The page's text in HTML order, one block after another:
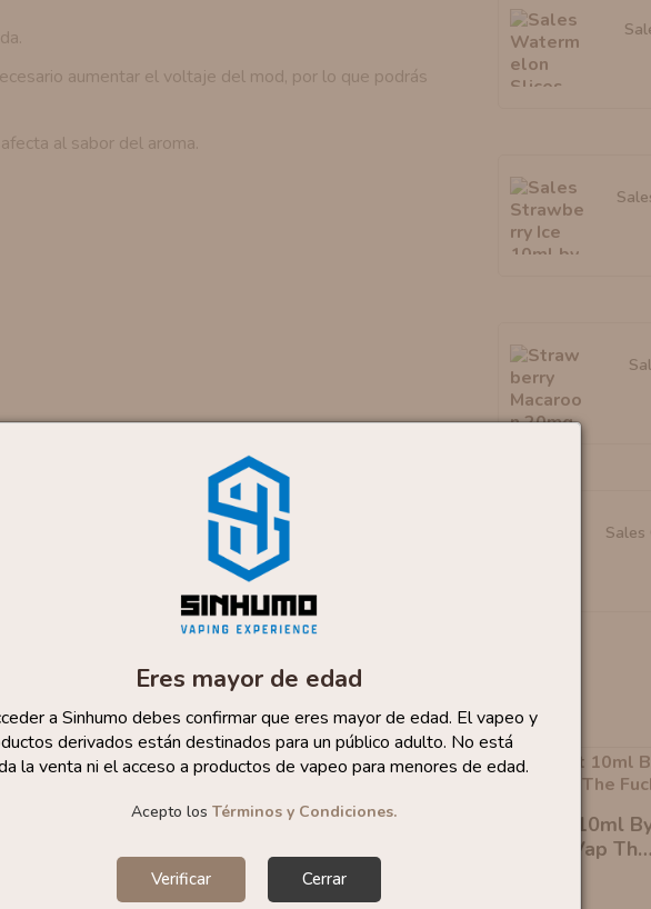
Eres mayor de edad
a Sinhumo debes confirmar que eres mayor de edad. El vapeo y
derivados están destinados para un público adulto. No está
la venta ni el acceso a productos de vapeo para menores de edad.
Acepto los Términos y Condiciones.
Verificar Cerrar
aumentar el voltaje del mod, por lo que podrás
al sabor del aroma.
Sales
By
Sales Baklava 10ml By
Sales Bananaco 10ml
Viper Unique & Vap The